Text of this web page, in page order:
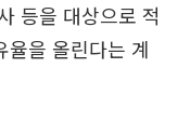
등을 대상으로 적
율을 올린다는 계